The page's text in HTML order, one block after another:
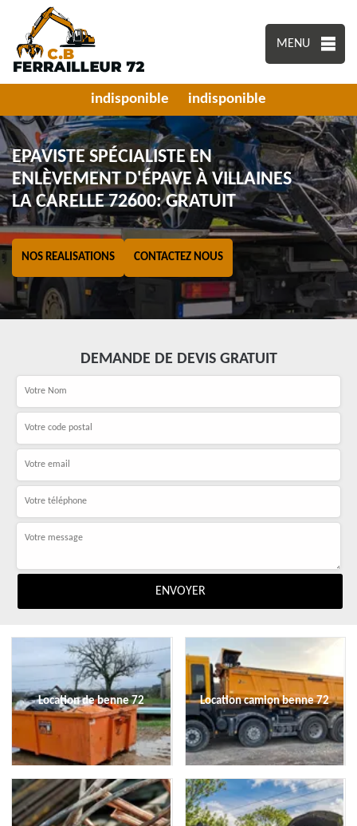
MENU
indisponible indisponible
EPAVISTE SPÉCIALISTE EN
ENLÈVEMENT D'ÉPAVE À VILLAINES
LA CARELLE 72600: GRATUIT
NOS REALISATIONS CONTACTEZ NOUS
DEMANDE DE DEVIS GRATUIT
Location de benne 72 Location camion benne 72